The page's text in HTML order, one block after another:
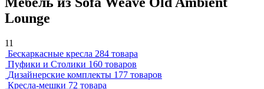
Lounge
11
Бескаркасные кресла 284 товара
Пуфики и Столики 160 товаров
Дизайнерские комплекты 177 товаров
Кресла-мешки 72 товара